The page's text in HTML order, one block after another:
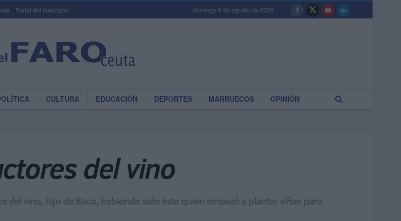
Portal del suscriptor domingo 9 de agosto de 2026
CULTURA EDUCACIÓN DEPORTES MARRUECOS OPINIÓN
del vino
del vino, hijo de Baco, habiendo sido éste quien empezó a plantar viñas para